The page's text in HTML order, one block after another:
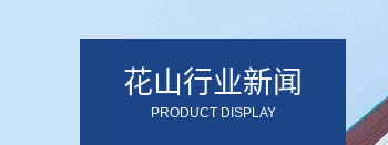
花山行业新闻
PRODUCT DISPLAY